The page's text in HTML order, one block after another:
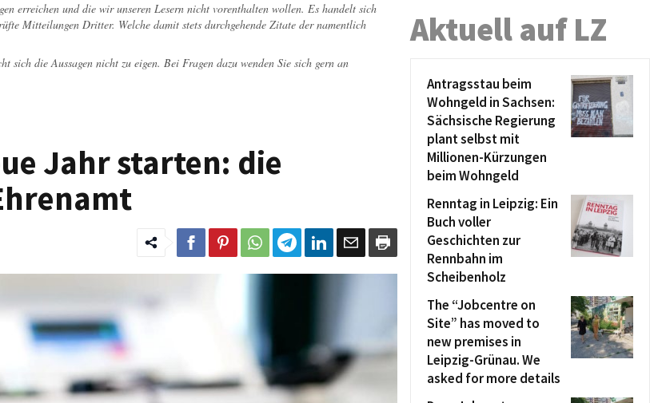
erreichen und die wir unseren Lesern nicht vorenthalten wollen. Es handelt sich
Mitteilungen Dritter. Welche damit stets durchgehende Zitate der namentlich
die Aussagen nicht zu eigen. Bei Fragen dazu wenden Sie sich gern an
Jahr starten: die
Aktuell auf LZ
Antragsstau beim
Wohngeld in Sachsen:
Sächsische Regierung
plant selbst mit
Millionen-Kürzungen
beim Wohngeld
Renntag in Leipzig: Ein
Buch voller
Geschichten zur
Rennbahn im
Scheibenholz
The “Jobcentre on
Site” has moved to
new premises in
Leipzig-Grünau. We
asked for more details